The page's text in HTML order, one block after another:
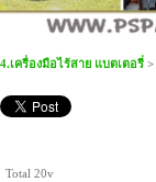
4.เครื่องมือไร้สาย แบตเตอรี่ >
Total 20v